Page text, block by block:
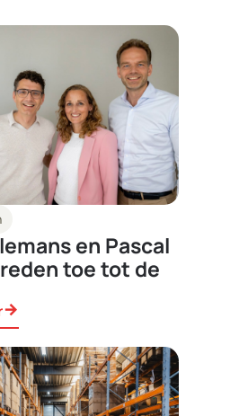
en Pascal
toe tot de
arrow_forward